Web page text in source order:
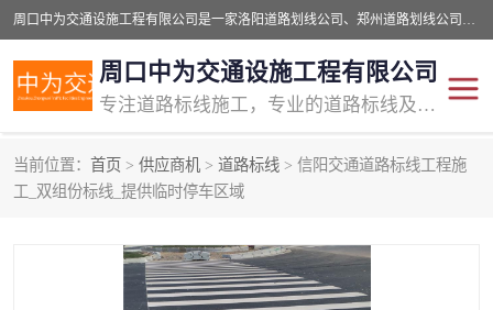
周口中为交通设施工程有限公司是一家洛阳道路划线公司、郑州道路划线公司、平顶山道路车位划线公司、开封车位划线公司、许昌道路车位划线公司、漯河道路车位划线公司，公司始终坚持“诚信、匠心、专注”的宗旨；我们的经营理念是：的服务。
周口中为交通设施工程有限公司
专注道路标线施工，专业的道路标线及交通设施施工服务商!
当前位置： 首页 > 供应商机 > 道路标线 > 信阳交通道路标线工程施
工_双组份标线_提供临时停车区域
交通道路标线
道路标线划线 马路标线
道路划线